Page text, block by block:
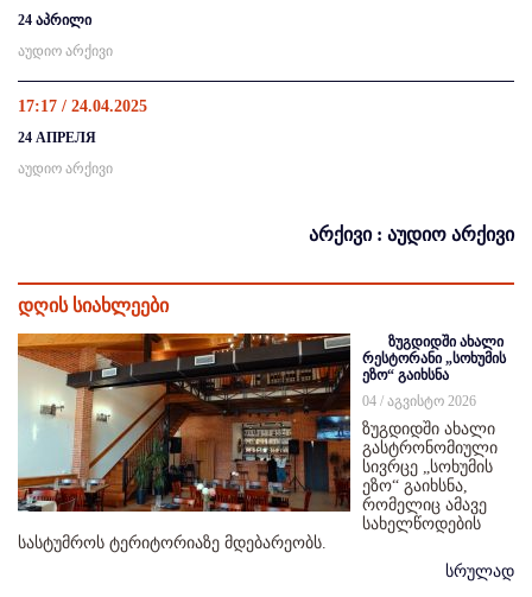
24 აპრილი
აუდიო არქივი
17:17 / 24.04.2025
24 АПРЕЛЯ
აუდიო არქივი
არქივი : აუდიო არქივი
დღის სიახლეები
ზუგდიდში ახალი
რესტორანი „სოხუმის
ეზო“ გაიხსნა
04 / აგვისტო 2026
ზუგდიდში ახალი
გასტრონომიული
სივრცე „სოხუმის
ეზო“ გაიხსნა,
რომელიც ამავე
სახელწოდების
სასტუმროს ტერიტორიაზე მდებარეობს.
სრულად